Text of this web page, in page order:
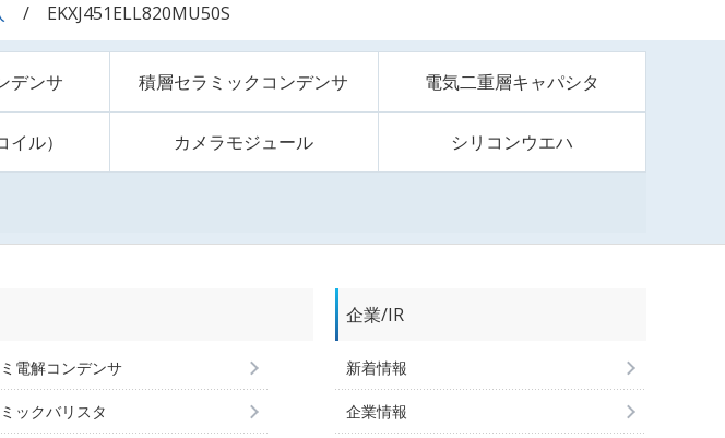
EKXJ451ELL820MU50S
デンサ 積層セラミックコンデンサ 電気二重層キャパシタ
ル） カメラモジュール シリコンウエハ
電解コンデンサ
ックバリスタ
企業/IR
新着情報
企業情報